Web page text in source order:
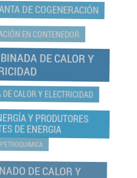
DE COGENERACIÓN
EN CONTENEDOR
DE CALOR Y
CALOR Y ELECTRICIDAD
Y PRODUTORES
DE ENERGIA
DE CALOR Y